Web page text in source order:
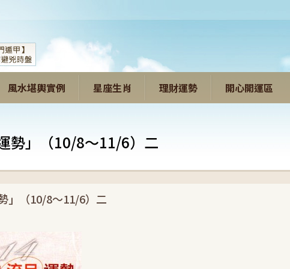
風水堪輿實例 星座生肖 理財運勢 開心開運區
勢」（10/8～11/6）二
（10/8～11/6）二